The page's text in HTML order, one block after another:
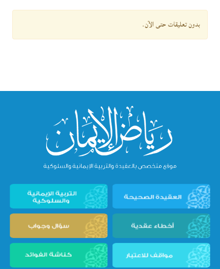
بدون تعليقات حتى الآن.